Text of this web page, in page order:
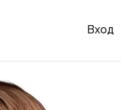
Вход